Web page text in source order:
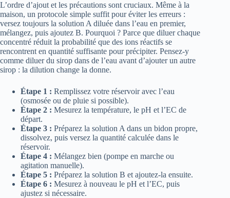
L’ordre d’ajout et les précautions sont cruciaux. Même à la
maison, un protocole simple suffit pour éviter les erreurs :
versez toujours la solution A diluée dans l’eau en premier,
mélangez, puis ajoutez B. Pourquoi ? Parce que diluer chaque
concentré réduit la probabilité que des ions réactifs se
rencontrent en quantité suffisante pour précipiter. Pensez-y
comme diluer du sirop dans de l’eau avant d’ajouter un autre
sirop : la dilution change la donne.
Étape 1 : Remplissez votre réservoir avec l’eau
(osmosée ou de pluie si possible).
Étape 2 : Mesurez la température, le pH et l’EC de
départ.
Étape 3 : Préparez la solution A dans un bidon propre,
dissolvez, puis versez la quantité calculée dans le
réservoir.
Étape 4 : Mélangez bien (pompe en marche ou
agitation manuelle).
Étape 5 : Préparez la solution B et ajoutez-la ensuite.
Étape 6 : Mesurez à nouveau le pH et l’EC, puis
ajustez si nécessaire.